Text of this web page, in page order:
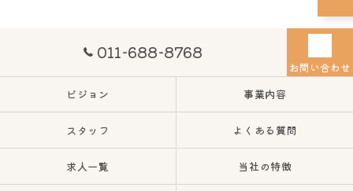
011-688-8768
お問い合わせ
ビジョン
事業内容
スタッフ よくある質問
求人一覧 当社の特徴